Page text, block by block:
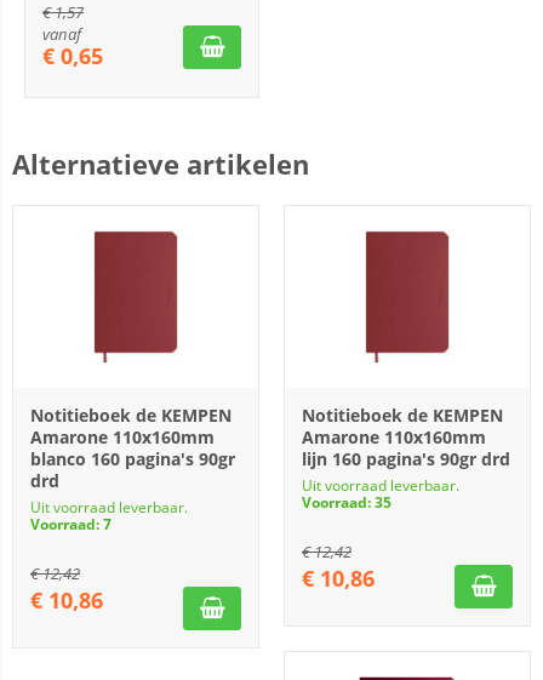
€1,57
vanaf
€ 0,65
Alternatieve artikelen
Notitieboek de KEMPEN
Amarone 110x160mm
blanco 160 pagina's 90gr
drd
Uit voorraad leverbaar.
Voorraad: 7
€12,42
€ 10,86
Notitieboek de KEMPEN
Amarone 110x160mm
lijn 160 pagina's 90gr drd
Uit voorraad leverbaar.
Voorraad: 35
€12,42
€ 10,86